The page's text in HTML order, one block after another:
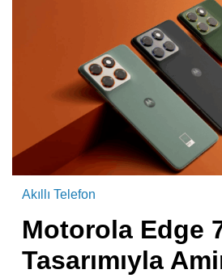
Akıllı Telefon
Motorola Edge
Tasarımıyla